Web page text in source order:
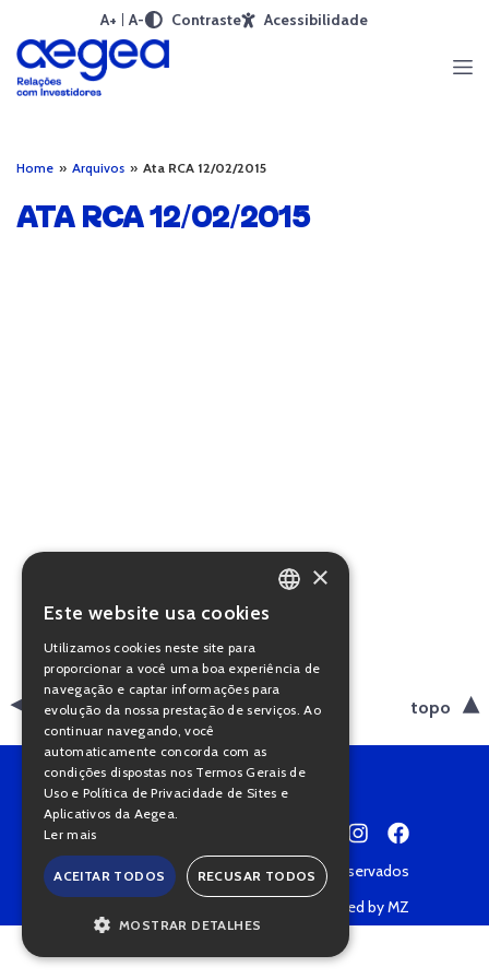
A+ A- Contraste Acessibilidade
Home » Arquivos » Ata RCA 12/02/2015
ATA RCA 12/02/2015
voltar topo
Copyright © 2022 • Todos os direitos reservados
Powered by MZ
PORTUGUESE
×
Este website usa cookies
Utilizamos cookies neste site para
proporcionar a você uma boa experiência de
navegação e captar informações para
evolução da nossa prestação de serviços. Ao
continuar navegando, você
automaticamente concorda com as
condições dispostas nos Termos Gerais de
Uso e Política de Privacidade de Sites e
Aplicativos da Aegea.
Ler mais
ACEITAR TODOS RECUSAR TODOS
MOSTRAR DETALHES